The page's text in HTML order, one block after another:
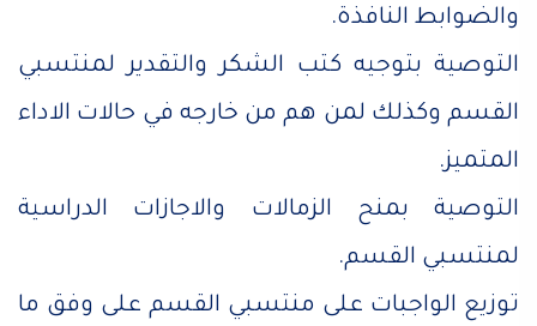
والضوابط النافذة.
التوصية بتوجيه كتب الشكر والتقدير لمنتسبي
القسم وكذلك لمن هم من خارجه في حالات الاداء
المتميز.
التوصية بمنح الزمالات والاجازات الدراسية
لمنتسبي القسم.
توزيع الواجبات على منتسبي القسم على وفق ما